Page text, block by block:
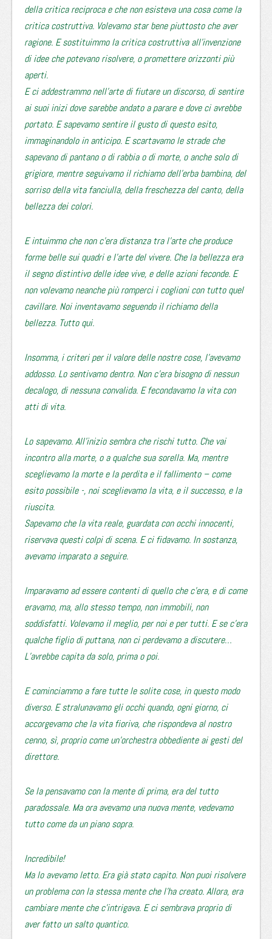
della critica reciproca e che non esisteva una cosa come la
critica costruttiva. Volevamo star bene piuttosto che aver
ragione. E sostituimmo la critica costruttiva all’invenzione
di idee che potevano risolvere, o promettere orizzonti più
aperti.
E ci addestrammo nell’arte di fiutare un discorso, di sentire
ai suoi inizi dove sarebbe andato a parare e dove ci avrebbe
portato. E sapevamo sentire il gusto di questo esito,
immaginandolo in anticipo. E scartavamo le strade che
sapevano di pantano o di rabbia o di morte, o anche solo di
grigiore, mentre seguivamo il richiamo dell’erba bambina, del
sorriso della vita fanciulla, della freschezza del canto, della
bellezza dei colori.
E intuimmo che non c’era distanza tra l’arte che produce
forme belle sui quadri e l’arte del vivere. Che la bellezza era
il segno distintivo delle idee vive, e delle azioni feconde. E
non volevamo neanche più romperci i coglioni con tutto quel
cavillare. Noi inventavamo seguendo il richiamo della
bellezza. Tutto qui.
Insomma, i criteri per il valore delle nostre cose, l’avevamo
addosso. Lo sentivamo dentro. Non c’era bisogno di nessun
decalogo, di nessuna convalida. E fecondavamo la vita con
atti di vita.
Lo sapevamo. All’inizio sembra che rischi tutto. Che vai
incontro alla morte, o a qualche sua sorella. Ma, mentre
sceglievamo la morte e la perdita e il fallimento – come
esito possibile -, noi sceglievamo la vita, e il successo, e la
riuscita.
Sapevamo che la vita reale, guardata con occhi innocenti,
riservava questi colpi di scena. E ci fidavamo. In sostanza,
avevamo imparato a seguire.
Imparavamo ad essere contenti di quello che c’era, e di come
eravamo, ma, allo stesso tempo, non immobili, non
soddisfatti. Volevamo il meglio, per noi e per tutti. E se c’era
qualche figlio di puttana, non ci perdevamo a discutere…
L’avrebbe capita da solo, prima o poi.
E cominciammo a fare tutte le solite cose, in questo modo
diverso. E stralunavamo gli occhi quando, ogni giorno, ci
accorgevamo che la vita fioriva, che rispondeva al nostro
cenno, sì, proprio come un’orchestra obbediente ai gesti del
direttore.
Se la pensavamo con la mente di prima, era del tutto
paradossale. Ma ora avevamo una nuova mente, vedevamo
tutto come da un piano sopra.
Incredibile!
Ma lo avevamo letto. Era già stato capito. Non puoi risolvere
un problema con la stessa mente che l’ha creato. Allora, era
cambiare mente che c’intrigava. E ci sembrava proprio di
aver fatto un salto quantico.